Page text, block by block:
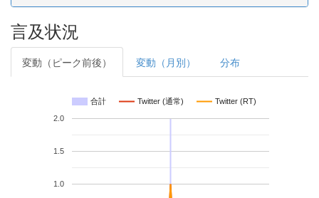
言及状況
変動（ピーク前後） 変動（月別） 分布
合計 Twitter (通常) Twitter (RT)
1.0
1.5
2.0